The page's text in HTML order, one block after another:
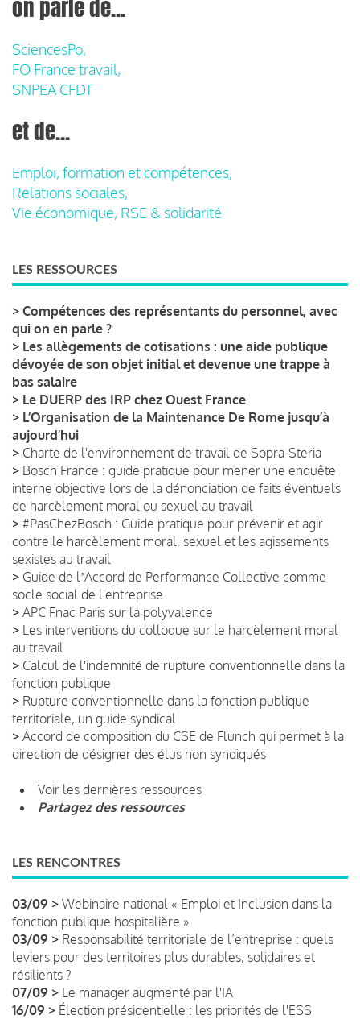
on parle de...
SciencesPo,
FO France travail,
SNPEA CFDT
et de...
Emploi, formation et compétences,
Relations sociales,
Vie économique, RSE & solidarité
LES RESSOURCES
> Compétences des représentants du personnel, avec
qui on en parle ?
> Les allègements de cotisations : une aide publique
dévoyée de son objet initial et devenue une trappe à
bas salaire
> Le DUERP des IRP chez Ouest France
> L’Organisation de la Maintenance De Rome jusqu’à
aujourd’hui
> Charte de l'environnement de travail de Sopra-Steria
> Bosch France : guide pratique pour mener une enquête
interne objective lors de la dénonciation de faits éventuels
de harcèlement moral ou sexuel au travail
> #PasChezBosch : Guide pratique pour prévenir et agir
contre le harcèlement moral, sexuel et les agissements
sexistes au travail
> Guide de lʼAccord de Performance Collective comme
socle social de l'entreprise
> APC Fnac Paris sur la polyvalence
> Les interventions du colloque sur le harcèlement moral
au travail
> Calcul de l'indemnité de rupture conventionnelle dans la
fonction publique
> Rupture conventionnelle dans la fonction publique
territoriale, un guide syndical
> Accord de composition du CSE de Flunch qui permet à la
direction de désigner des élus non syndiqués
Voir les dernières ressources
Partagez des ressources
LES RENCONTRES
03/09 > Webinaire national « Emploi et Inclusion dans la
fonction publique hospitalière »
03/09 > Responsabilité territoriale de l’entreprise : quels
leviers pour des territoires plus durables, solidaires et
résilients ?
07/09 > Le manager augmenté par l'IA
16/09 > Élection présidentielle : les priorités de l'ESS